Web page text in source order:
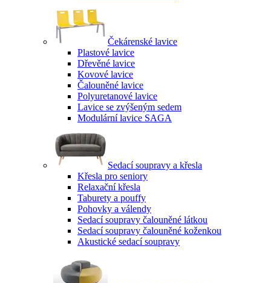
Čekárenské lavice
Plastové lavice
Dřevěné lavice
Kovové lavice
Čalouněné lavice
Polyuretanové lavice
Lavice se zvýšeným sedem
Modulární lavice SAGA
Sedací soupravy a křesla
Křesla pro seniory
Relaxační křesla
Taburety a pouffy
Pohovky a válendy
Sedací soupravy čalouněné látkou
Sedací soupravy čalouněné koženkou
Akustické sedací soupravy